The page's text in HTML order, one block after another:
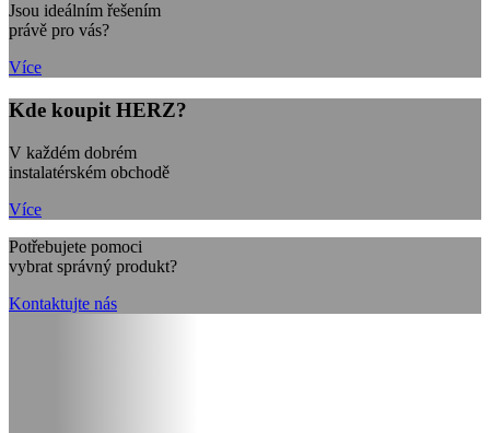
Jsou ideálním řešením
právě pro vás?
Více
Kde koupit HERZ?
V každém dobrém
instalatérském obchodě
Více
Potřebujete pomoci
vybrat správný produkt?
Kontaktujte nás